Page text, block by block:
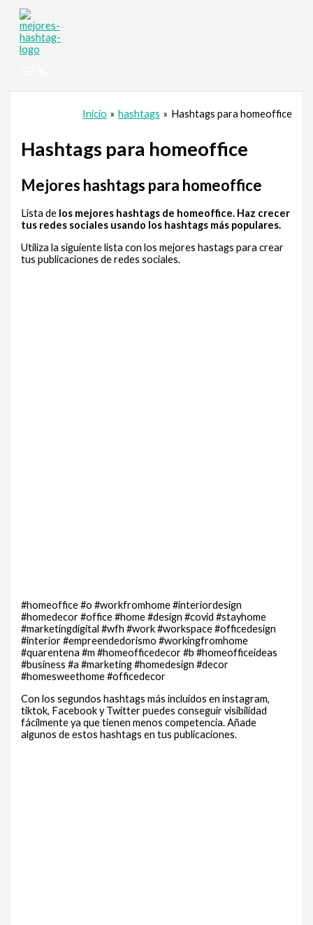
contenido
Inicio hashtags Hashtags para homeoffice
Hashtags para homeoffice
Mejores hashtags para homeoffice
Lista de los mejores hashtags de homeoffice. Haz crecer
tus redes sociales usando los hashtags más populares.
Utiliza la siguiente lista con los mejores hastags para crear
tus publicaciones de redes sociales.
#homeoffice #o #workfromhome #interiordesign
#homedecor #office #home #design #covid #stayhome
#marketingdigital #wfh #work #workspace #officedesign
#interior #empreendedorismo #workingfromhome
#quarentena #m #homeofficedecor #b #homeofficeideas
#business #a #marketing #homedesign #decor
#homesweethome #officedecor
Con los segundos hashtags más incluidos en instagram,
tiktok, Facebook y Twitter puedes conseguir visibilidad
fácilmente ya que tienen menos competencia. Añade
algunos de estos hashtags en tus publicaciones.